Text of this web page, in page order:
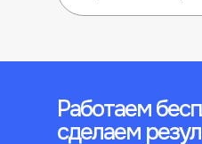
Работаем
сделаем